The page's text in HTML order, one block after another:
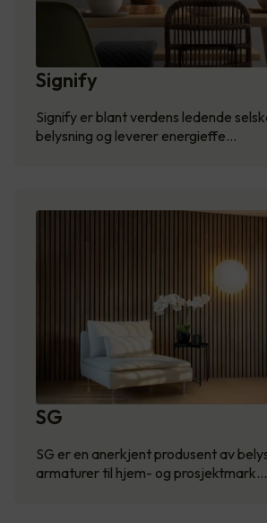
Signify
Signify er blant verdens ledende
belysning og leverer energieffe…
SG
SG er en anerkjent produsent av
armaturer til hjem- og prosjektmark…